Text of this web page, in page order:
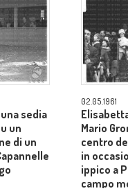
sedia
un
di un
02.05.1961
Mario
centro
in
ippico a
campo